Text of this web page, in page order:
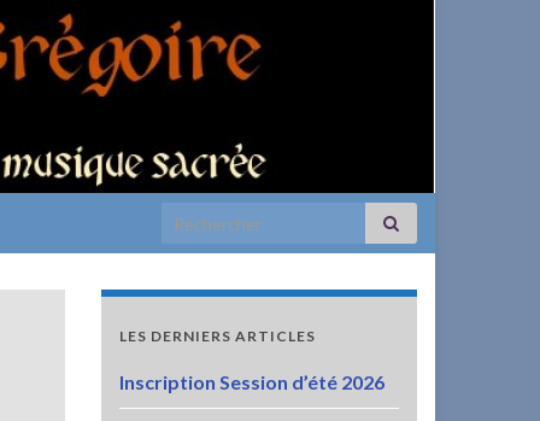
Search for:
LES DERNIERS ARTICLES
Inscription Session d’été 2026